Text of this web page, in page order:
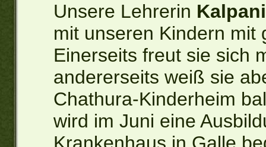
Unsere Lehrerin Kalpani
mit unseren Kindern mit
Einerseits freut sie sich
andererseits weiß sie
Chathura-Kinderheim
wird im Juni eine